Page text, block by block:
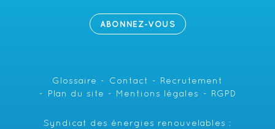
ABONNEZ-VOUS
Glossaire Contact
Recrutement
Plan du site
Mentions légales RGPD
Syndicat des énergies renouvelables :